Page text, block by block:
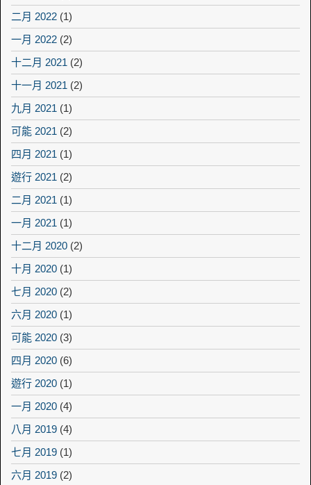
二月 2022 (1)
一月 2022 (2)
十二月 2021 (2)
十一月 2021 (2)
九月 2021 (1)
可能 2021 (2)
四月 2021 (1)
遊行 2021 (2)
二月 2021 (1)
一月 2021 (1)
十二月 2020 (2)
十月 2020 (1)
七月 2020 (2)
六月 2020 (1)
可能 2020 (3)
四月 2020 (6)
遊行 2020 (1)
一月 2020 (4)
八月 2019 (4)
七月 2019 (1)
六月 2019 (2)